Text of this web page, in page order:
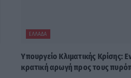
ΕΛΛΆΔΑ
Υπουργείο Κλιματικής Κρίσης:
κρατική αρωγή προς τους